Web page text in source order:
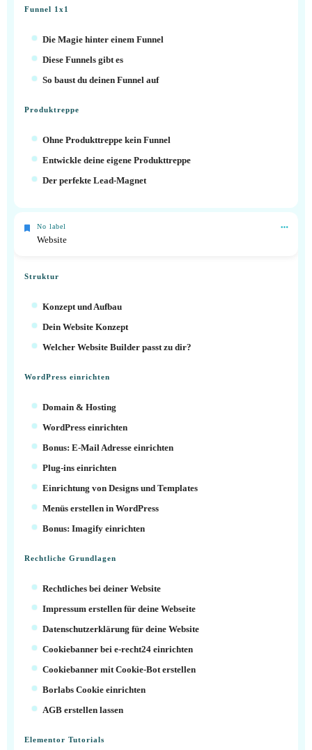
Funnel 1x1
Die Magie hinter einem Funnel
Diese Funnels gibt es
So baust du deinen Funnel auf
Produktreppe
Ohne Produkttreppe kein Funnel
Entwickle deine eigene Produkttreppe
Der perfekte Lead-Magnet
No label
Website
Struktur
Konzept und Aufbau
Dein Website Konzept
Welcher Website Builder passt zu dir?
WordPress einrichten
Domain & Hosting
WordPress einrichten
Bonus: E-Mail Adresse einrichten
Plug-ins einrichten
Einrichtung von Designs und Templates
Menüs erstellen in WordPress
Bonus: Imagify einrichten
Rechtliche Grundlagen
Rechtliches bei deiner Website
Impressum erstellen für deine Webseite
Datenschutzerklärung für deine Website
Cookiebanner bei e-recht24 einrichten
Cookiebanner mit Cookie-Bot erstellen
Borlabs Cookie einrichten
AGB erstellen lassen
Elementor Tutorials